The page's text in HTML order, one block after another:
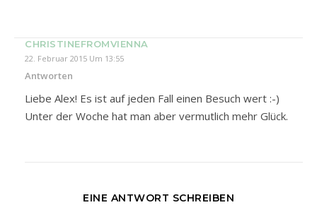
CHRISTINEFROMVIENNA
22. Februar 2015 Um 13:55
Antworten
Liebe Alex! Es ist auf jeden Fall einen Besuch wert :-)
Unter der Woche hat man aber vermutlich mehr Glück.
EINE ANTWORT SCHREIBEN